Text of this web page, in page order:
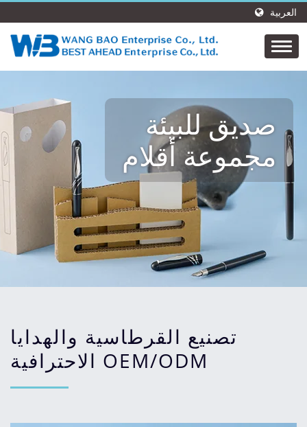
العربية
صديق للبيئة
مجموعة أقلام
تصنيع القرطاسية والهدايا
الاحترافية OEM/ODM